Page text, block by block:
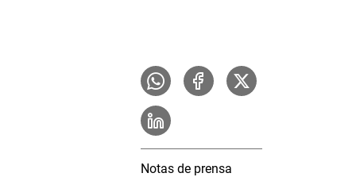
Notas de prensa